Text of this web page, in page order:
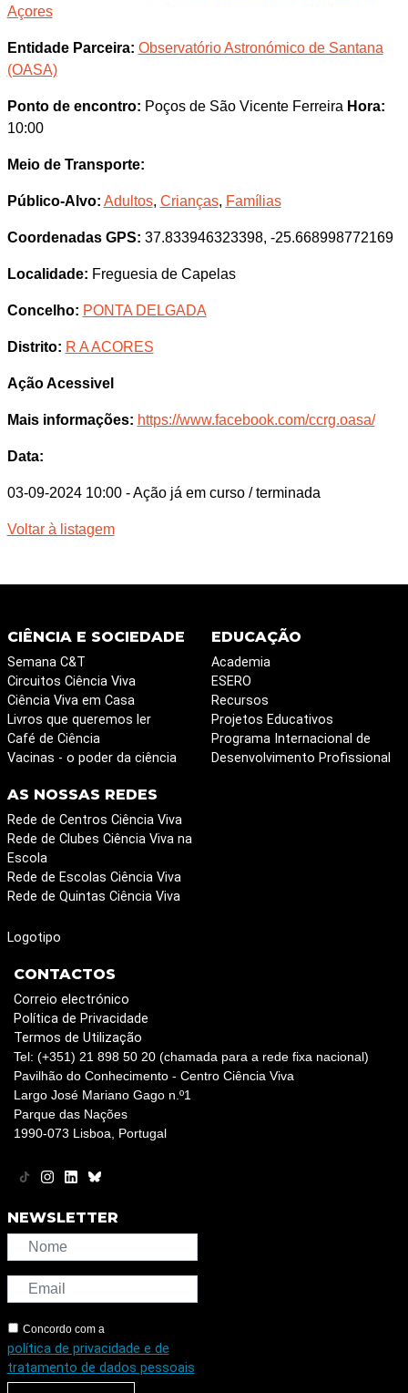
Açores
Entidade Parceira: Observatório Astronómico de Santana
(OASA)
Ponto de encontro: Poços de São Vicente Ferreira Hora:
10:00
Meio de Transporte:
Público-Alvo: Adultos, Crianças, Famílias
Coordenadas GPS: 37.833946323398, -25.668998772169
Localidade: Freguesia de Capelas
Concelho: PONTA DELGADA
Distrito: R A ACORES
Ação Acessivel
Mais informações: https://www.facebook.com/ccrg.oasa/
Data:
03-09-2024 10:00 - Ação já em curso / terminada
Voltar à listagem
CIÊNCIA E SOCIEDADE
Semana C&T
Circuitos Ciência Viva
Ciência Viva em Casa
Livros que queremos ler
Café de Ciência
Vacinas - o poder da ciência
EDUCAÇÃO
Academia
ESERO
Recursos
Projetos Educativos
Programa Internacional de
Desenvolvimento Profissional
AS NOSSAS REDES
Rede de Centros Ciência Viva
Rede de Clubes Ciência Viva na
Escola
Rede de Escolas Ciência Viva
Rede de Quintas Ciência Viva
Logotipo
CONTACTOS
Correio electrónico
Política de Privacidade
Termos de Utilização
Tel: (+351) 21 898 50 20 (chamada para a rede fixa nacional)
Pavilhão do Conhecimento - Centro Ciência Viva
Largo José Mariano Gago n.º1
Parque das Nações
1990-073 Lisboa, Portugal
NEWSLETTER
Concordo com a
política de privacidade e de
tratamento de dados pessoais